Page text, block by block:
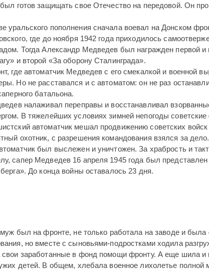
готов защищать свое Отечество на передовой. Он
уральского пополнения сначала воевал на Донском
где до ноября 1942 года приходилось
Тогда Александр Медведев был награжден первой
и второй «За оборону Сталинграда».
где автоматчик Медведев с его смекалкой и военной
Но не расставался и с автоматом: он не раз
батальона.
налаживал переправы и восстанавливал
В тяжелейших условиях зимней непогоды
автоматчик мешал продвижению советских войск
охотник, с разрешения командования взялся за
был выслежен и уничтожен. За храбрость и
сапер Медведев 16 апреля 1945 года был
До конца войны оставалось 23 дня.
был на фронте, не только работала на заводе и
но вместе с сыновьями-подростками ходила
свои заработанные в фонд помощи фронту. А еще шила и
детей. В общем, хлебала военное лихолетье полной